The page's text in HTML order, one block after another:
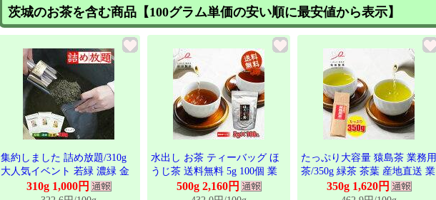
茨城のお茶を含む商品【100グラム単価の安い順に最安値から表示】
集約しました 詰め放題/310g
大人気イベント 若緑 濃緑 金
緑 お茶 茶葉 産地直送 送料無
310g 1,000円
水出し お茶 ティーバッグ ほ
うじ茶 送料無料 5g 100個 業
務用 100包入り 茨城県 さしま
500g 2,160円
たっぷり大容量 猿島茶 業務用
茶/350g 緑茶 茶葉 産地直送 業
務用 日本茶 深蒸し茶 深むし
350g 1,620円